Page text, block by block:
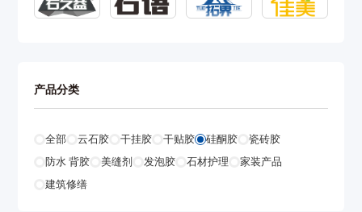
产品分类
全部 云石胶 干挂胶 干贴胶 硅酮胶
瓷砖胶
防水 背胶
美缝剂 发泡胶 石材护理
家装产品
建筑修缮